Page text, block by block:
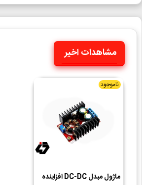
مشاهدات اخیر
ناموجود
ماژول مبدل DC-DC افزاینده